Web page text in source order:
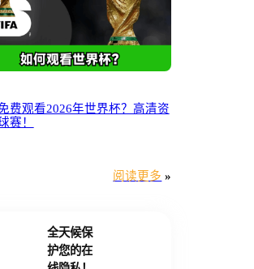
费观看2026年世界杯？高清资
赛！
阅读更多 »
全天候保
护您的在